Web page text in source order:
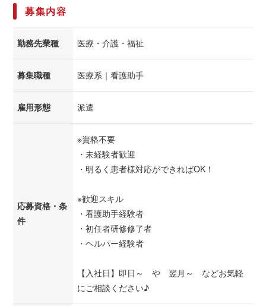
募集内容
勤務先業種 医療・介護・福祉
募集職種 医療系｜看護助手
雇用形態 派遣
応募資格・条
件
※資格不要
・未経験者歓迎
・明るく患者様対応ができればOK！
※歓迎スキル
・看護助手経験者
・初任者研修修了者
・ヘルパー経験者
【入社日】即日～ や 翌月～ などお気軽
にご相談ください♪